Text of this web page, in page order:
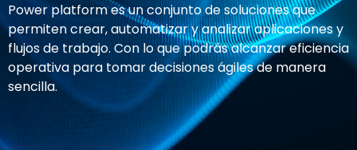
Power platform es un conjunto de soluciones que
permiten crear, automatizar y analizar aplicaciones y
flujos de trabajo. Con lo que podrás alcanzar eficiencia
operativa para tomar decisiones ágiles de manera
sencilla.